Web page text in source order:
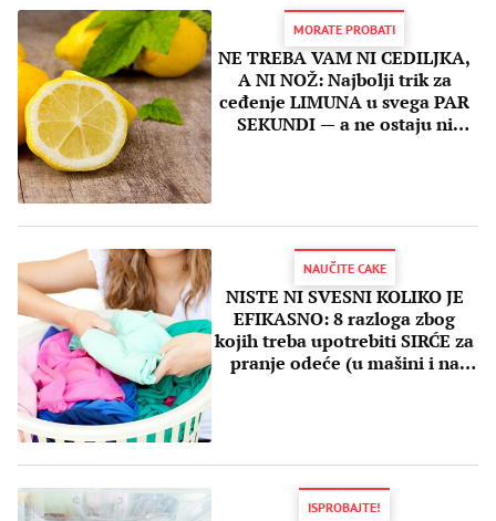
MORATE PROBATI
NE TREBA VAM NI CEDILJKA,
A NI NOŽ: Najbolji trik za
ceđenje LIMUNA u svega PAR
SEKUNDI — a ne ostaju ni
NAUČITE CAKE
NISTE NI SVESNI KOLIKO JE
EFIKASNO: 8 razloga zbog
kojih treba upotrebiti SIRĆE za
pranje odeće (u mašini i na
ISPROBAJTE!